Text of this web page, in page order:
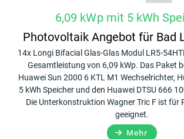
6,09 kWp mit 5 kWh
Photovoltaik Angebot für Bad
14x Longi Bifacial Glas-Glas Modul LR5-
Gesamtleistung von 6,09 kWp. Das Paket
Huawei Sun 2000 6 KTL M1 Wechselrichter,
5 kWh Speicher und den Huawei DTSU 666
Die Unterkonstruktion Wagner Tric F ist für
geeignet.
Mehr